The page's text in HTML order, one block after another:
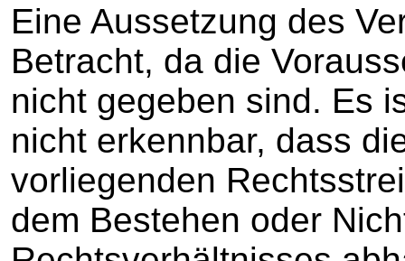
Eine Aussetzung des
Betracht, da die
nicht gegeben sind. Es
nicht erkennbar, dass
vorliegenden
dem Bestehen oder